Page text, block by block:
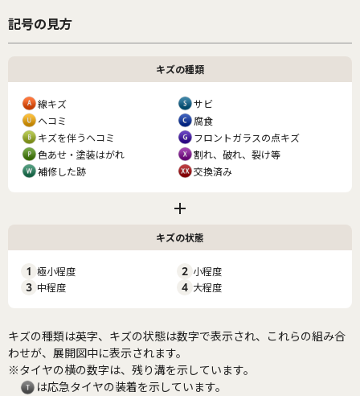
記号の見方
キズの種類
線キズ
サビ
ヘコミ
腐食
キズを伴うヘコミ
フロントガラスの点キズ
色あせ・塗装はがれ
割れ、破れ、裂け等
補修した跡
交換済み
キズの状態
1 極小程度 2 小程度
3 中程度 4 大程度
キズの種類は英字、キズの状態は数字で表示され、これらの組み合
わせが、展開図中に表示されます。
※タイヤの横の数字は、残り溝を示しています。
は応急タイヤの装着を示しています。